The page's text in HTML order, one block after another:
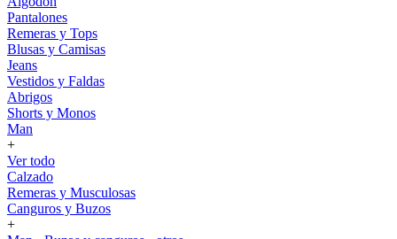
Pantalones
Remeras y Tops
Blusas y Camisas
Jeans
Vestidos y Faldas
Abrigos
Shorts y Monos
Man
+
Ver todo
Calzado
Remeras y Musculosas
Canguros y Buzos
+